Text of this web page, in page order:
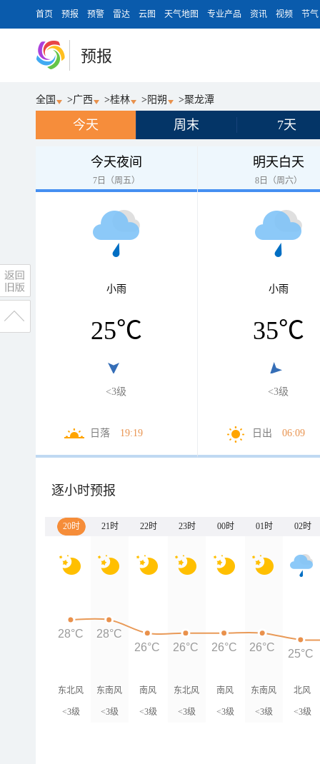
首页 预报 预警 雷达 云图 天气地图 专业产品 资讯 视频 节气
预报
全国 >广西 >桂林 > 阳朔 >聚龙潭
今天 周末 7天
今天夜间
7日（周五）
小雨
25℃
<3级
日落 19:19
明天白天
8日（周六）
小雨
35℃
<3级
日出 06:09
逐小时预报
20时 21时 22时 23时 00时 01时 02时
东北风
<3级
东南风
<3级
南风
<3级
东北风
<3级
南风
<3级
东南风
<3级
北风
<3级
28°C 28°C
26°C 26°C 26°C 26°C
25°C